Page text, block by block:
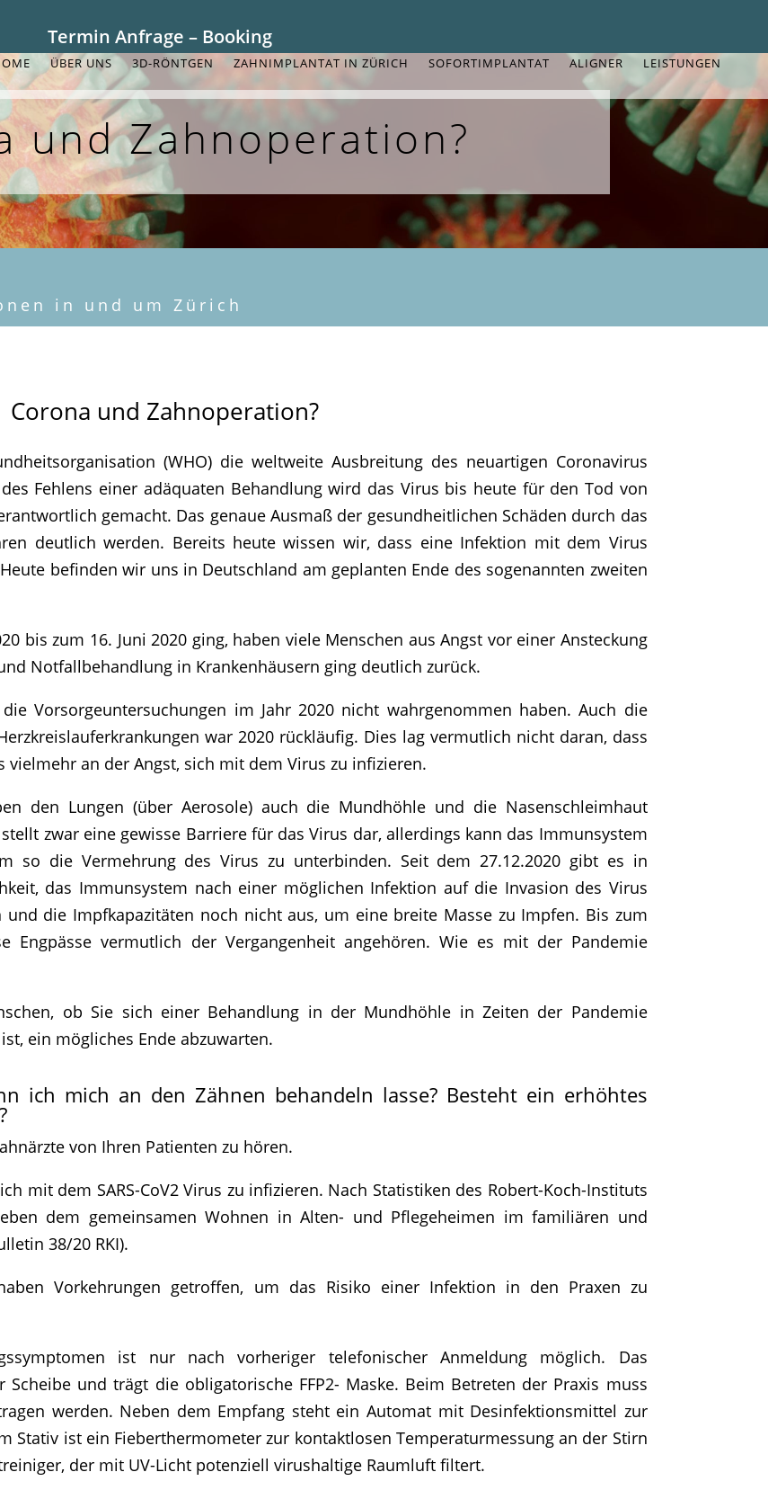
Termin Anfrage – Booking
ÜBER UNS 3D-RÖNTGEN ZAHNIMPLANTAT IN ZÜRICH SOFORTIMPLANTAT ALIGNER LEISTUNGEN
und Zahnoperation?
in und um Zürich
Corona und Zahnoperation?
(WHO) die weltweite Ausbreitung des neuartigen Coronavirus
Fehlens einer adäquaten Behandlung wird das Virus bis heute für den Tod von
gemacht. Das genaue Ausmaß der gesundheitlichen Schäden durch das
deutlich werden. Bereits heute wissen wir, dass eine Infektion mit dem Virus
befinden wir uns in Deutschland am geplanten Ende des sogenannten zweiten
bis zum 16. Juni 2020 ging, haben viele Menschen aus Angst vor einer Ansteckung
Notfallbehandlung in Krankenhäusern ging deutlich zurück.
Vorsorgeuntersuchungen im Jahr 2020 nicht wahrgenommen haben. Auch die
war 2020 rückläufig. Dies lag vermutlich nicht daran, dass
an der Angst, sich mit dem Virus zu infizieren.
den Lungen (über Aerosole) auch die Mundhöhle und die Nasenschleimhaut
zwar eine gewisse Barriere für das Virus dar, allerdings kann das Immunsystem
so die Vermehrung des Virus zu unterbinden. Seit dem 27.12.2020 gibt es in
das Immunsystem nach einer möglichen Infektion auf die Invasion des Virus
die Impfkapazitäten noch nicht aus, um eine breite Masse zu Impfen. Bis zum
Engpässe vermutlich der Vergangenheit angehören. Wie es mit der Pandemie
ob Sie sich einer Behandlung in der Mundhöhle in Zeiten der Pandemie
ein mögliches Ende abzuwarten.
ich mich an den Zähnen behandeln lasse? Besteht ein erhöhtes
von Ihren Patienten zu hören.
mit dem SARS-CoV2 Virus zu infizieren. Nach Statistiken des Robert-Koch-Instituts
dem gemeinsamen Wohnen in Alten- und Pflegeheimen im familiären und
38/20 RKI).
Vorkehrungen getroffen, um das Risiko einer Infektion in den Praxen zu
ist nur nach vorheriger telefonischer Anmeldung möglich. Das
und trägt die obligatorische FFP2- Maske. Beim Betreten der Praxis muss
werden. Neben dem Empfang steht ein Automat mit Desinfektionsmittel zur
Stativ ist ein Fieberthermometer zur kontaktlosen Temperaturmessung an der Stirn
der mit UV-Licht potenziell virushaltige Raumluft filtert.